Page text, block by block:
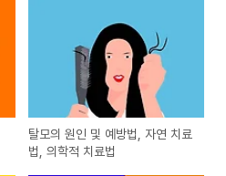
탈모의 원인 및 예방법, 자연 치료
법, 의학적 치료법